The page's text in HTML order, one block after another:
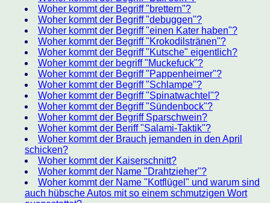
Woher kommt der Begriff "brettern"?
Woher kommt der Begriff "debuggen"?
Woher kommt der Begriff "einen Kater haben"?
Woher kommt der Begriff "Krokodilstränen"?
Woher kommt der Begriff "Kutsche" eigentlich?
Woher kommt der begriff "Muckefuck"?
Woher kommt der Begriff "Pappenheimer"?
Woher kommt der Begriff "Schlampe"?
Woher kommt der Begriff "Spinatwachtel"?
Woher kommt der Begriff "Sündenbock"?
Woher kommt der Begriff Sparschwein?
Woher kommt der Beriff "Salami-Taktik"?
Woher kommt der Brauch jemanden in den April
schicken?
Woher kommt der Kaiserschnitt?
Woher kommt der Name "Drahtzieher"?
Woher kommt der Name "Kotflügel" und warum sind
auch hübsche Autos mit so einem schmutzigen Wort